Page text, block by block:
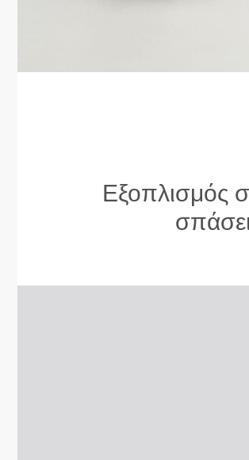
Εξοπλισμός